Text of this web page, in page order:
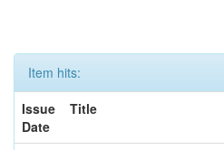
Item hits:
Issue
Date
Title